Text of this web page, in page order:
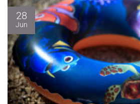
28
Jun